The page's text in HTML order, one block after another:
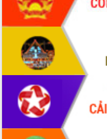
Gặp mặt các cơ quan báo chí nhân Kỷ
niệm 101 năm Ngày Báo chí Cách
Đắk Lắk sơ kết 4 năm triển khai thực
hiện Đề án 06 của Chính phủ
Họp báo thông tin về Hội nghị Công bố
Quy hoạch và Xúc tiến đầu tư tỉnh Đắk
Khơi thông điểm nghẽn, đẩy nhanh
giải ngân vốn khắc phục thiên tai
HĐND tỉnh thông qua điều chỉnh Quy
hoạch tỉnh thời kỳ 2021-2030